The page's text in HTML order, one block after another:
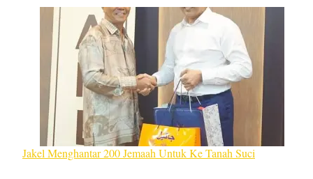
Jakel Menghantar 200 Jemaah Untuk Ke Tanah Suci